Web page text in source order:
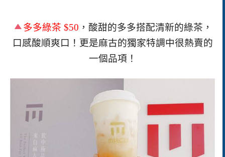
多多綠茶 $50 ，酸甜的多多搭配清新的綠茶，
口感酸順爽口！更是麻古的獨家特調中很熱賣的
一個品項！